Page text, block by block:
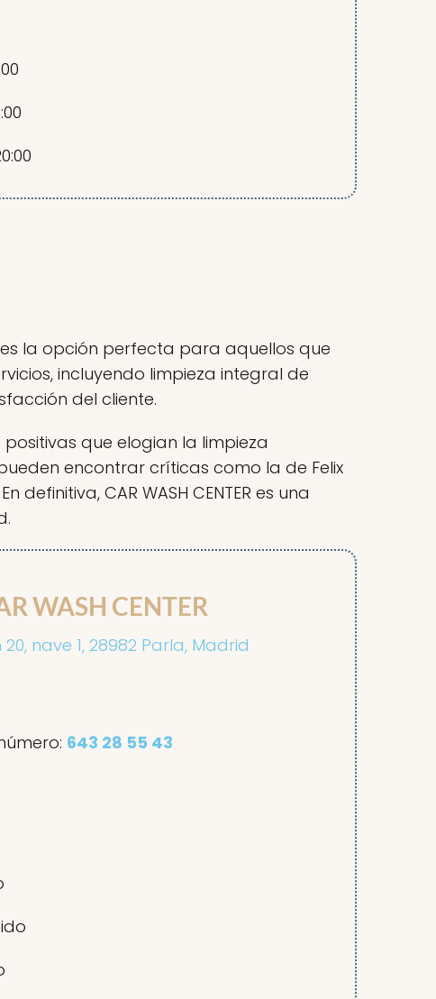
es la opción perfecta para aquellos que
incluyendo limpieza integral de
del cliente.
que elogian la limpieza
encontrar críticas como la de Felix
CAR WASH CENTER es una
WASH CENTER
nave 1, 28982 Parla, Madrid
643 28 55 43